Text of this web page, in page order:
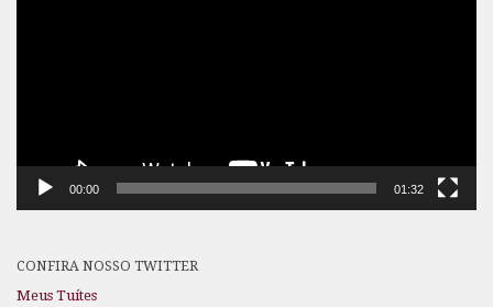
00:00 01:32
CONFIRA NOSSO TWITTER
Meus Tuítes